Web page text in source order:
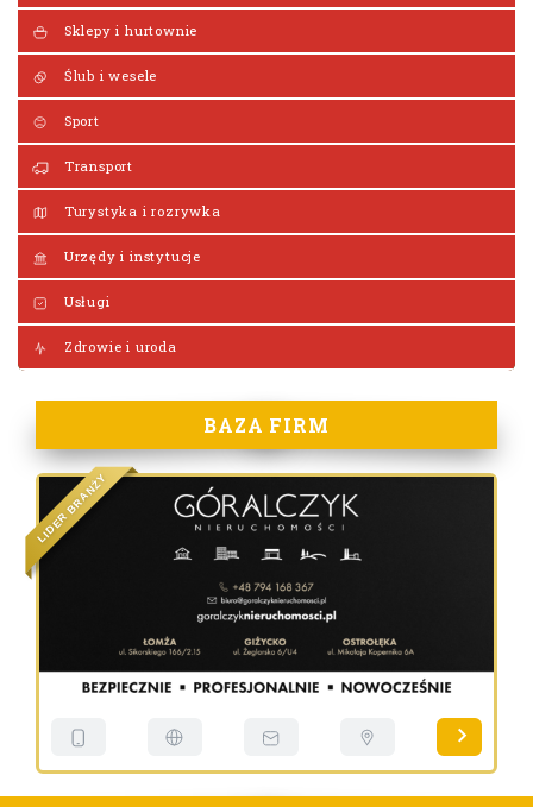
Sklepy i hurtownie
Ślub i wesele
Sport
Transport
Turystyka i rozrywka
Urzędy i instytucje
Usługi
Zdrowie i uroda
BAZA FIRM
LI
DER
BRANŻ
Y